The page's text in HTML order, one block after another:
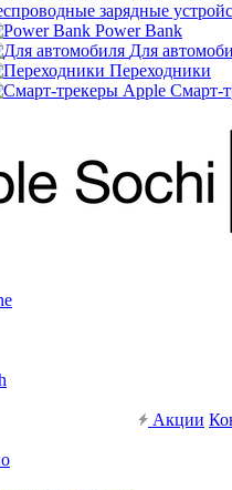
зарядные
Power Bank
Для
Переходники
Смарт-
Акции